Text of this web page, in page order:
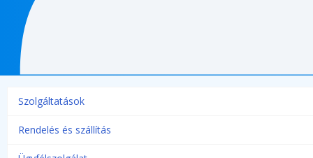
Szolgáltatások
Rendelés és szállítás